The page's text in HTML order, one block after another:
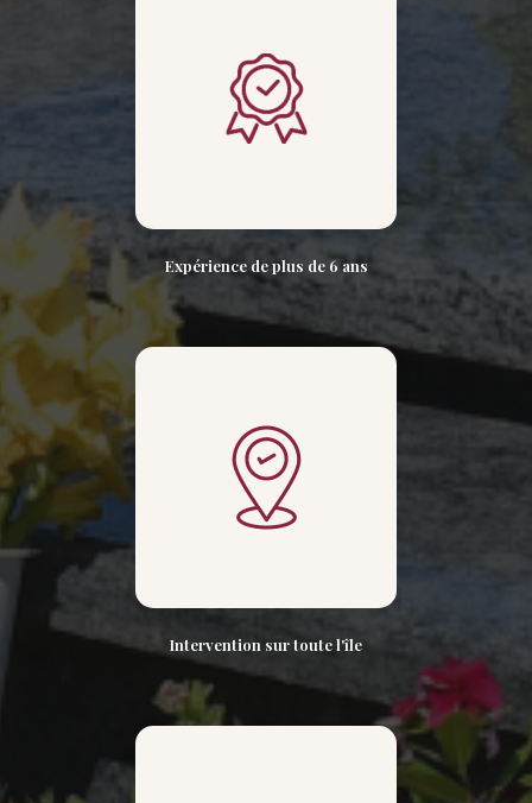
Expérience de plus de 6 ans
Intervention sur toute l'île